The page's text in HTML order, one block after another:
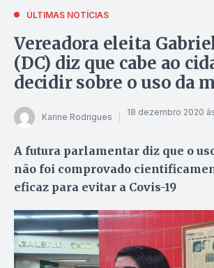
ÚLTIMAS NOTÍCIAS
Vereadora eleita
(DC) diz que cabe ao
decidir sobre o uso da
Karine Rodrigues 18 dezembro 2020
A futura parlamentar diz que o
não foi comprovado
eficaz para evitar a Covis-19